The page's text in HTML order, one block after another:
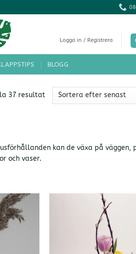
Logga in / Registrera
BLOGG
37 resultat Sortera
efter
kan de växa på väggen,
och vaser.